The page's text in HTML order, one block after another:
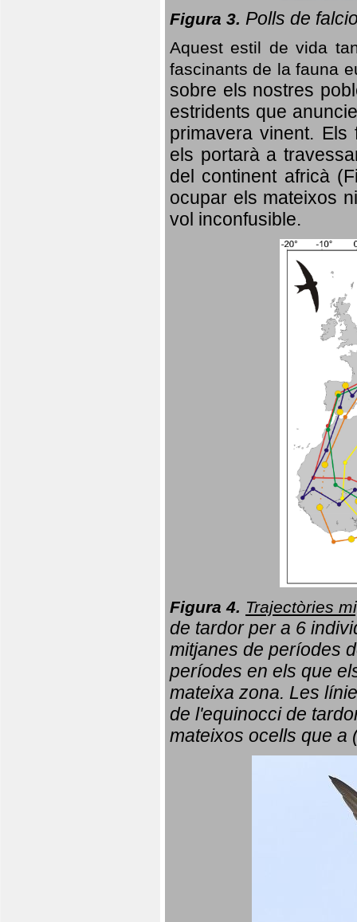
Figura 3. Polls de
Aquest estil de vida
fascinants de la fauna
sobre els nostres
estridents que
primavera vinent. Els
els portarà a
del continent africà
ocupar els mateixos
vol inconfusible.
Figura 4. Trajectòries
de tardor per a 6
mitjanes de períodes
períodes en els que
mateixa zona. Les
de l'equinocci de
mateixos ocells que a